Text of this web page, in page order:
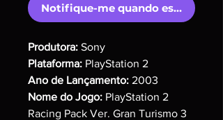
Notifique-me quando estiver
Produtora: Sony
Plataforma: PlayStation 2
Ano de Lançamento: 2003
Nome do Jogo: PlayStation 2
Racing Pack Ver. Gran Turismo 3